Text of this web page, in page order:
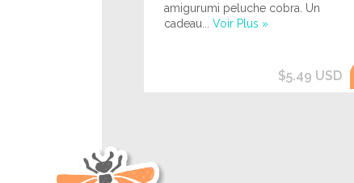
amigurumi peluche cobra. Un
cadeau... Voir Plus »
$5.49 USD